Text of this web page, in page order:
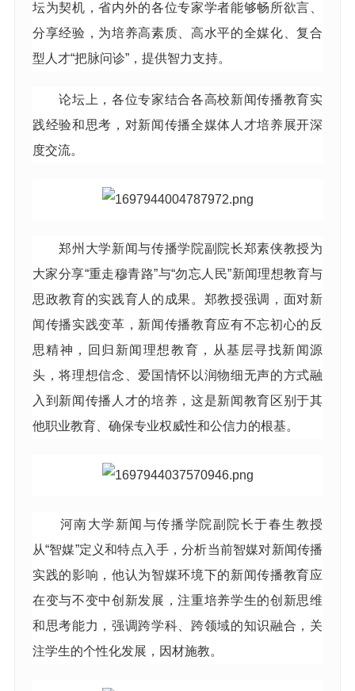
坛为契机，省内外的各位专家学者能够畅所欲言、
分享经验，为培养高素质、高水平的全媒化、复合
型人才“把脉问诊”，提供智力支持。
论坛上，各位专家结合各高校新闻传播教育实
践经验和思考，对新闻传播全媒体人才培养展开深
度交流。
郑州大学新闻与传播学院副院长郑素侠教授为
大家分享“重走穆青路”与“勿忘人民”新闻理想教育与
思政教育的实践育人的成果。郑教授强调，面对新
闻传播实践变革，新闻传播教育应有不忘初心的反
思精神，回归新闻理想教育，从基层寻找新闻源
头，将理想信念、爱国情怀以润物细无声的方式融
入到新闻传播人才的培养，这是新闻教育区别于其
他职业教育、确保专业权威性和公信力的根基。
河南大学新闻与传播学院副院长于春生教授
从“智媒”定义和特点入手，分析当前智媒对新闻传播
实践的影响，他认为智媒环境下的新闻传播教育应
在变与不变中创新发展，注重培养学生的创新思维
和思考能力，强调跨学科、跨领域的知识融合，关
注学生的个性化发展，因材施教。